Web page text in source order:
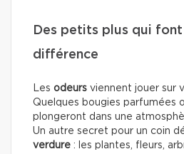
Des petits plus qui
différence
Les odeurs viennent jouer sur
Quelques bougies parfumées
plongeront dans une
Un autre secret pour un coin
verdure : les plantes, fleurs,